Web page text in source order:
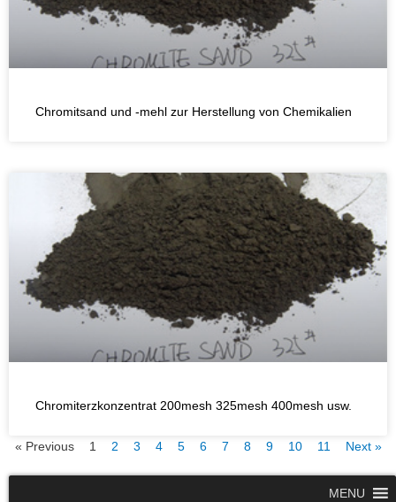
Chromitsand und -mehl zur Herstellung von Chemikalien
Chromiterzkonzentrat 200mesh 325mesh 400mesh usw.
« Previous 1 2 3 4 5 6 7 8 9 10 11 Next »
MENU